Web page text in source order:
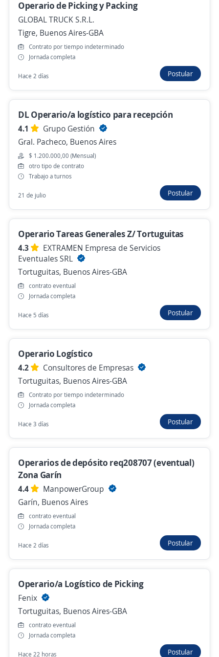
Operarios/as eventuales de Logística
enSarandí
4,3
Adecco Argentina S.A.
Sarandí, Buenos Aires-GBA
Hace 6 horas
Operarios/as eventuales de Logística en
Zona Norte
4,3
Adecco Argentina S.A.
Tortuguitas, Buenos Aires-GBA
Hace 6 horas
Operarios/as eventuales de Logística en el
Partido de Ezeiza
4,3
Adecco Argentina S.A.
Ezeiza, Buenos Aires-GBA
Hace 6 horas
Operarios/as de logistica Eventual por
convocatoria con manejo de Excel /
4,3
Tortuguitas, Buenos Aires-GBA
Se precisa Urgente
Operario Fraccionamiento req210433
Eventual (Lanus, GBA)
4,3
Lanús, Buenos Aires-GBA
Operarios/as eventuales de Logistica/
Avellaneda
4,3
Adecco Argentina S.A.
Avellaneda, Buenos Aires-GBA
Hace 7 horas
Operarios/as eventuales de logistica/
Moreno
4,3
Adecco Argentina S.A.
Moreno, Buenos Aires-GBA
Hace 7 horas
Operario de Picking y Packing
GLOBAL TRUCK S.R.L.
Tigre, Buenos Aires-GBA
Contrato por tiempo indeterminado
Jornada completa
Hace 2 días Postular
DL Operario/a logístico para recepción
4.1
Grupo Gestión
Gral. Pacheco, Buenos Aires
$ 1.200.000,00 (Mensual)
otro tipo de contrato
Trabajo a turnos
21 de julio Postular
Operario Tareas Generales Z/ Tortuguitas
4.3
EXTRAMEN Empresa de Servicios
Eventuales SRL
Tortuguitas, Buenos Aires-GBA
contrato eventual
Jornada completa
Hace 5 días Postular
Operario Logístico
4.2
Consultores de Empresas
Tortuguitas, Buenos Aires-GBA
Contrato por tiempo indeterminado
Jornada completa
Hace 3 días Postular
Operarios de depósito req208707 (eventual)
Zona Garín
4.4
ManpowerGroup
Garín, Buenos Aires
contrato eventual
Jornada completa
Hace 2 días Postular
Operario/a Logístico de Picking
Fenix
Tortuguitas, Buenos Aires-GBA
contrato eventual
Jornada completa
Hace 22 horas Postular